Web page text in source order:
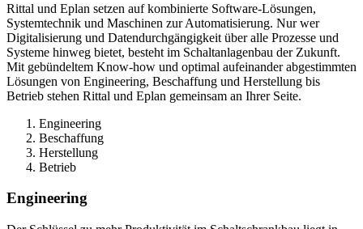
Rittal und Eplan setzen auf kombinierte Software-Lösungen,
Systemtechnik und Maschinen zur Automatisierung. Nur wer
Digitalisierung und Datendurchgängigkeit über alle Prozesse und
Systeme hinweg bietet, besteht im Schaltanlagenbau der Zukunft.
Mit gebündeltem Know-how und optimal aufeinander abgestimmten
Lösungen von Engineering, Beschaffung und Herstellung bis
Betrieb stehen Rittal und Eplan gemeinsam an Ihrer Seite.
Engineering
Beschaffung
Herstellung
Betrieb
Engineering